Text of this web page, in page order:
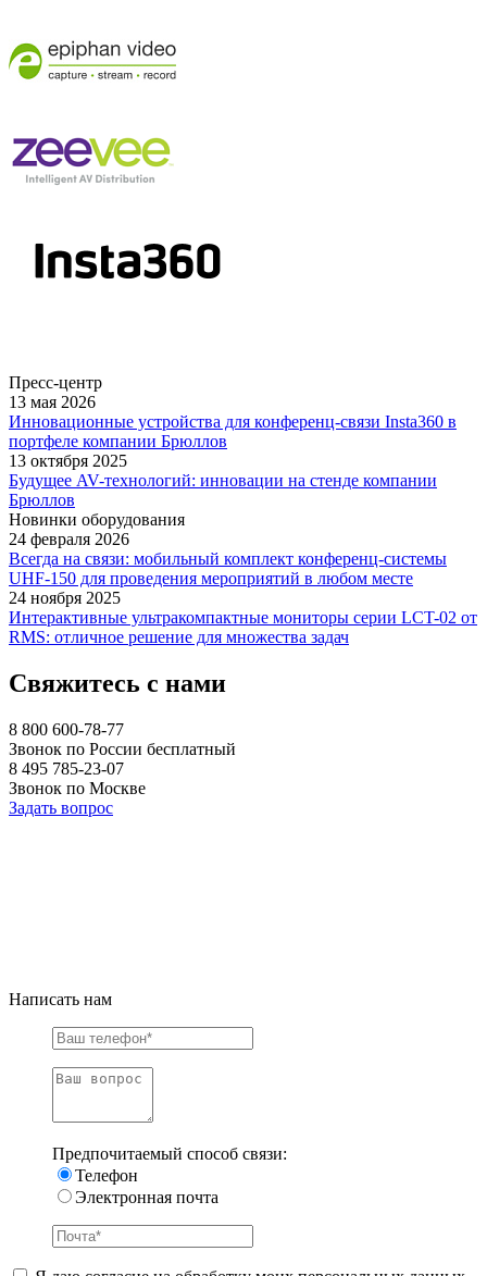
Пресс-центр
13 мая 2026
Инновационные устройства для конференц-связи Insta360 в
портфеле компании Брюллов
13 октября 2025
Будущее AV-технологий: инновации на стенде компании
Брюллов
Новинки оборудования
24 февраля 2026
Всегда на связи: мобильный комплект конференц-системы
UHF-150 для проведения мероприятий в любом месте
24 ноября 2025
Интерактивные ультракомпактные мониторы серии LCT-02 от
RMS: отличное решение для множества задач
Свяжитесь с нами
8 800 600-78-77
Звонок по России бесплатный
8 495 785-23-07
Звонок по Москве
Задать вопрос
Написать нам
Предпочитаемый способ связи:
Телефон
Электронная почта